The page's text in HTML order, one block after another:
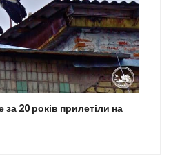
20 років прилетіли на